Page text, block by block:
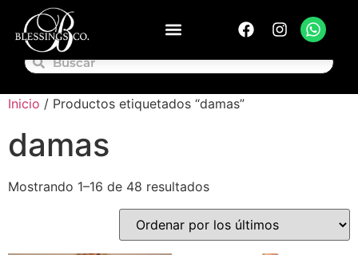
Inicio / Productos etiquetados “damas”
damas
Mostrando 1–16 de 48 resultados